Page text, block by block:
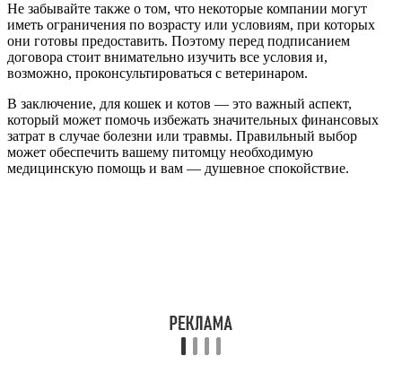
Не забывайте также о том, что некоторые компании могут
иметь ограничения по возрасту или условиям, при которых
они готовы предоставить. Поэтому перед подписанием
договора стоит внимательно изучить все условия и,
возможно, проконсультироваться с ветеринаром.
В заключение, для кошек и котов — это важный аспект,
который может помочь избежать значительных финансовых
затрат в случае болезни или травмы. Правильный выбор
может обеспечить вашему питомцу необходимую
медицинскую помощь и вам — душевное спокойствие.